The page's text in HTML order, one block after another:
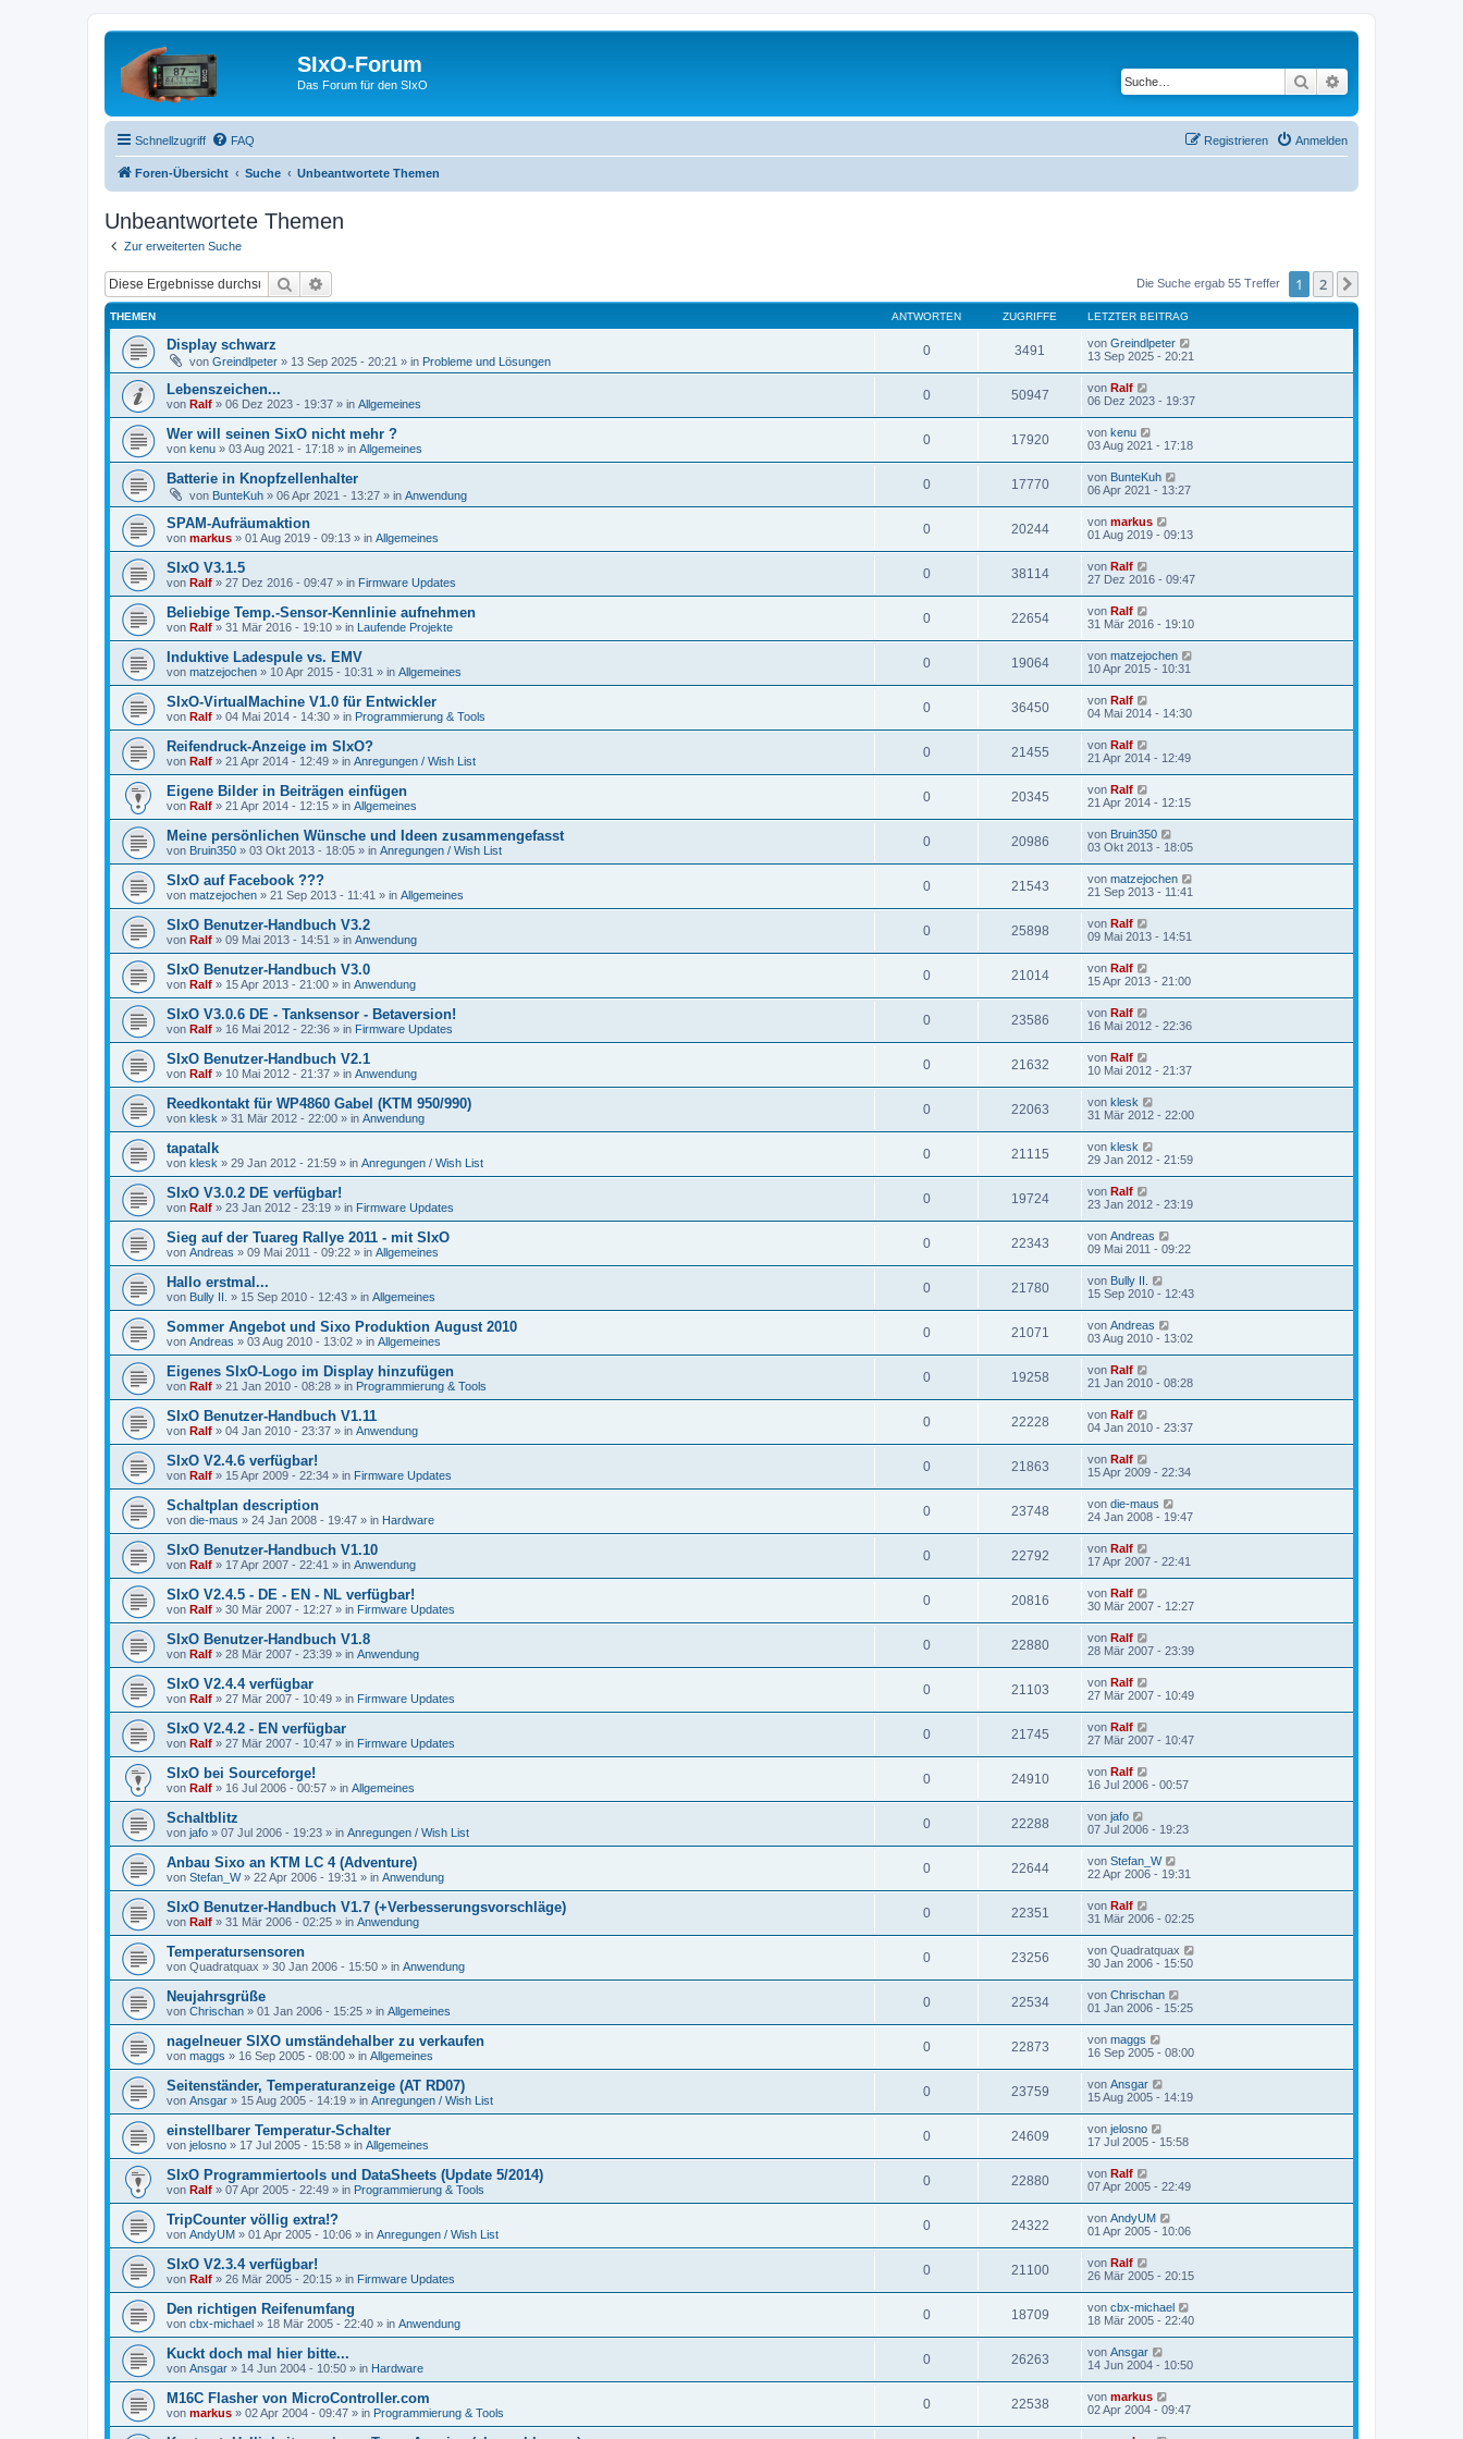
SIxO-Forum
Das Forum für den SIxO Suche
Schnellzugriff FAQ Anmelden
Registrieren
Foren-Übersicht Suche Unbeantwortete Themen
Unbeantwortete Themen
Zur erweiterten Suche
Suche Die Suche ergab 55 Treffer 1 2
THEMEN ANTWORTEN ZUGRIFFE LETZTER BEITRAG
Display schwarz
von Greindlpeter » 13 Sep 2025 - 20:21 » in Probleme und Lösungen
0 3491 von Greindlpeter
13 Sep 2025 - 20:21
Lebenszeichen...
von Ralf » 06 Dez 2023 - 19:37 » in Allgemeines
0 50947 von Ralf
06 Dez 2023 - 19:37
Wer will seinen SixO nicht mehr ?
von kenu » 03 Aug 2021 - 17:18 » in Allgemeines
0 17920 von kenu
03 Aug 2021 - 17:18
Batterie in Knopfzellenhalter
von BunteKuh » 06 Apr 2021 - 13:27 » in Anwendung
0 17770 von BunteKuh
06 Apr 2021 - 13:27
SPAM-Aufräumaktion
von markus » 01 Aug 2019 - 09:13 » in Allgemeines
0 20244 von markus
01 Aug 2019 - 09:13
SIxO V3.1.5
von Ralf » 27 Dez 2016 - 09:47 » in Firmware Updates
0 38114 von Ralf
27 Dez 2016 - 09:47
Beliebige Temp.-Sensor-Kennlinie aufnehmen
von Ralf » 31 Mär 2016 - 19:10 » in Laufende Projekte
0 22654 von Ralf
31 Mär 2016 - 19:10
Induktive Ladespule vs. EMV
von matzejochen » 10 Apr 2015 - 10:31 » in Allgemeines
0 19064 von matzejochen
10 Apr 2015 - 10:31
SIxO-VirtualMachine V1.0 für Entwickler
von Ralf » 04 Mai 2014 - 14:30 » in Programmierung & Tools
0 36450 von Ralf
04 Mai 2014 - 14:30
Reifendruck-Anzeige im SIxO?
von Ralf » 21 Apr 2014 - 12:49 » in Anregungen / Wish List
0 21455 von Ralf
21 Apr 2014 - 12:49
Eigene Bilder in Beiträgen einfügen
von Ralf » 21 Apr 2014 - 12:15 » in Allgemeines
0 20345 von Ralf
21 Apr 2014 - 12:15
Meine persönlichen Wünsche und Ideen zusammengefasst
von Bruin350 » 03 Okt 2013 - 18:05 » in Anregungen / Wish List
0 20986 von Bruin350
03 Okt 2013 - 18:05
SIxO auf Facebook ???
von matzejochen » 21 Sep 2013 - 11:41 » in Allgemeines
0 21543 von matzejochen
21 Sep 2013 - 11:41
SIxO Benutzer-Handbuch V3.2
von Ralf » 09 Mai 2013 - 14:51 » in Anwendung
0 25898 von Ralf
09 Mai 2013 - 14:51
SIxO Benutzer-Handbuch V3.0
von Ralf » 15 Apr 2013 - 21:00 » in Anwendung
0 21014 von Ralf
15 Apr 2013 - 21:00
SIxO V3.0.6 DE - Tanksensor - Betaversion!
von Ralf » 16 Mai 2012 - 22:36 » in Firmware Updates
0 23586 von Ralf
16 Mai 2012 - 22:36
SIxO Benutzer-Handbuch V2.1
von Ralf » 10 Mai 2012 - 21:37 » in Anwendung
0 21632 von Ralf
10 Mai 2012 - 21:37
Reedkontakt für WP4860 Gabel (KTM 950/990)
von klesk » 31 Mär 2012 - 22:00 » in Anwendung
0 22063 von klesk
31 Mär 2012 - 22:00
tapatalk
von klesk » 29 Jan 2012 - 21:59 » in Anregungen / Wish List
0 21115 von klesk
29 Jan 2012 - 21:59
SIxO V3.0.2 DE verfügbar!
von Ralf » 23 Jan 2012 - 23:19 » in Firmware Updates
0 19724 von Ralf
23 Jan 2012 - 23:19
Sieg auf der Tuareg Rallye 2011 - mit SIxO
von Andreas » 09 Mai 2011 - 09:22 » in Allgemeines
0 22343 von Andreas
09 Mai 2011 - 09:22
Hallo erstmal...
von Bully II. » 15 Sep 2010 - 12:43 » in Allgemeines
0 21780 von Bully II.
15 Sep 2010 - 12:43
Sommer Angebot und Sixo Produktion August 2010
von Andreas » 03 Aug 2010 - 13:02 » in Allgemeines
0 21071 von Andreas
03 Aug 2010 - 13:02
Eigenes SIxO-Logo im Display hinzufügen
von Ralf » 21 Jan 2010 - 08:28 » in Programmierung & Tools
0 19258 von Ralf
21 Jan 2010 - 08:28
SIxO Benutzer-Handbuch V1.11
von Ralf » 04 Jan 2010 - 23:37 » in Anwendung
0 22228 von Ralf
04 Jan 2010 - 23:37
SIxO V2.4.6 verfügbar!
von Ralf » 15 Apr 2009 - 22:34 » in Firmware Updates
0 21863 von Ralf
15 Apr 2009 - 22:34
Schaltplan description
von die-maus » 24 Jan 2008 - 19:47 » in Hardware
0 23748 von die-maus
24 Jan 2008 - 19:47
SIxO Benutzer-Handbuch V1.10
von Ralf » 17 Apr 2007 - 22:41 » in Anwendung
0 22792 von Ralf
17 Apr 2007 - 22:41
SIxO V2.4.5 - DE - EN - NL verfügbar!
von Ralf » 30 Mär 2007 - 12:27 » in Firmware Updates
0 20816 von Ralf
30 Mär 2007 - 12:27
SIxO Benutzer-Handbuch V1.8
von Ralf » 28 Mär 2007 - 23:39 » in Anwendung
0 22880 von Ralf
28 Mär 2007 - 23:39
SIxO V2.4.4 verfügbar
von Ralf » 27 Mär 2007 - 10:49 » in Firmware Updates
0 21103 von Ralf
27 Mär 2007 - 10:49
SIxO V2.4.2 - EN verfügbar
von Ralf » 27 Mär 2007 - 10:47 » in Firmware Updates
0 21745 von Ralf
27 Mär 2007 - 10:47
SIxO bei Sourceforge!
von Ralf » 16 Jul 2006 - 00:57 » in Allgemeines
0 24910 von Ralf
16 Jul 2006 - 00:57
Schaltblitz
von jafo » 07 Jul 2006 - 19:23 » in Anregungen / Wish List
0 22288 von jafo
07 Jul 2006 - 19:23
Anbau Sixo an KTM LC 4 (Adventure)
von Stefan_W» 22 Apr 2006 - 19:31 » in Anwendung
0 22644 von Stefan_W
22 Apr 2006 - 19:31
SIxO Benutzer-Handbuch V1.7 (+Verbesserungsvorschläge)
von Ralf » 31 Mär 2006 - 02:25 » in Anwendung
0 22351 von Ralf
31 Mär 2006 - 02:25
Temperatursensoren
von Quadratquax » 30 Jan 2006 - 15:50 » in Anwendung
0 23256 von Quadratquax
30 Jan 2006 - 15:50
Neujahrsgrüße
von Chrischan » 01 Jan 2006 - 15:25 » in Allgemeines
0 22534 von Chrischan
01 Jan 2006 - 15:25
nagelneuer SIXO umständehalber zu verkaufen
von maggs » 16 Sep 2005 - 08:00 » in Allgemeines
0 22873 von maggs
16 Sep 2005 - 08:00
Seitenständer, Temperaturanzeige (AT RD07)
von Ansgar » 15 Aug 2005 - 14:19 » in Anregungen / Wish List
0 23759 von Ansgar
15 Aug 2005 - 14:19
einstellbarer Temperatur-Schalter
von jelosno » 17 Jul 2005 - 15:58 » in Allgemeines
0 24609 von jelosno
17 Jul 2005 - 15:58
SIxO Programmiertools und DataSheets (Update 5/2014)
von Ralf » 07 Apr 2005 - 22:49 » in Programmierung & Tools
0 22880 von Ralf
07 Apr 2005 - 22:49
TripCounter völlig extra!?
von AndyUM » 01 Apr 2005 - 10:06 » in Anregungen / Wish List
0 24322 von AndyUM
01 Apr 2005 - 10:06
SIxO V2.3.4 verfügbar!
von Ralf » 26 Mär 2005 - 20:15 » in Firmware Updates
0 21100 von Ralf
26 Mär 2005 - 20:15
Den richtigen Reifenumfang
von cbx-michael » 18 Mär 2005 - 22:40 » in Anwendung
0 18709 von cbx-michael
18 Mär 2005 - 22:40
Kuckt doch mal hier bitte...
von Ansgar » 14 Jun 2004 - 10:50 » in Hardware
0 26263 von Ansgar
14 Jun 2004 - 10:50
M16C Flasher von MicroController.com
von markus » 02 Apr 2004 - 09:47 » in Programmierung & Tools
0 22538 von markus
02 Apr 2004 - 09:47